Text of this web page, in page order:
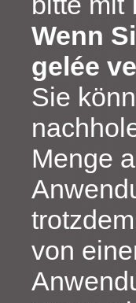
Wenn
gelée
Sie
Menge
von